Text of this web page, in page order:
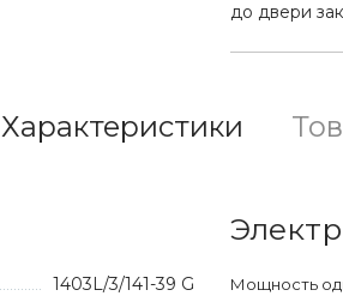
до двери
Характеристики
1403L/3/141-39 G Мощность